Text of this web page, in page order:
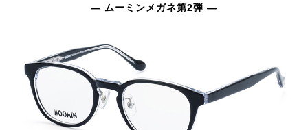
— ムーミンメガネ第2弾 —